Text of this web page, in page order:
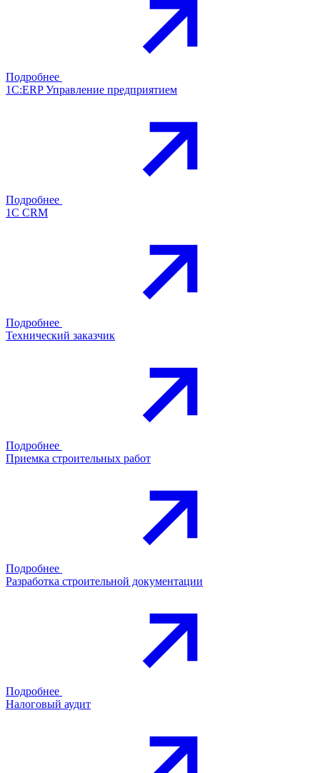
Подробнее
1С:ERP Управление предприятием
Подробнее
1С CRM
Подробнее
Технический заказчик
Подробнее
Приемка строительных работ
Подробнее
Разработка строительной документации
Подробнее
Налоговый аудит